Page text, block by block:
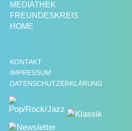
MEDIATHEK
FREUNDESKREIS
HOME
KONTAKT
IMPRESSUM
DATENSCHUTZERKLÄRUNG